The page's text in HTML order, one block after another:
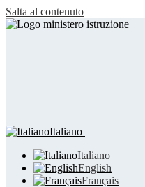
Salta al contenuto
Italiano
Italiano
English
Français